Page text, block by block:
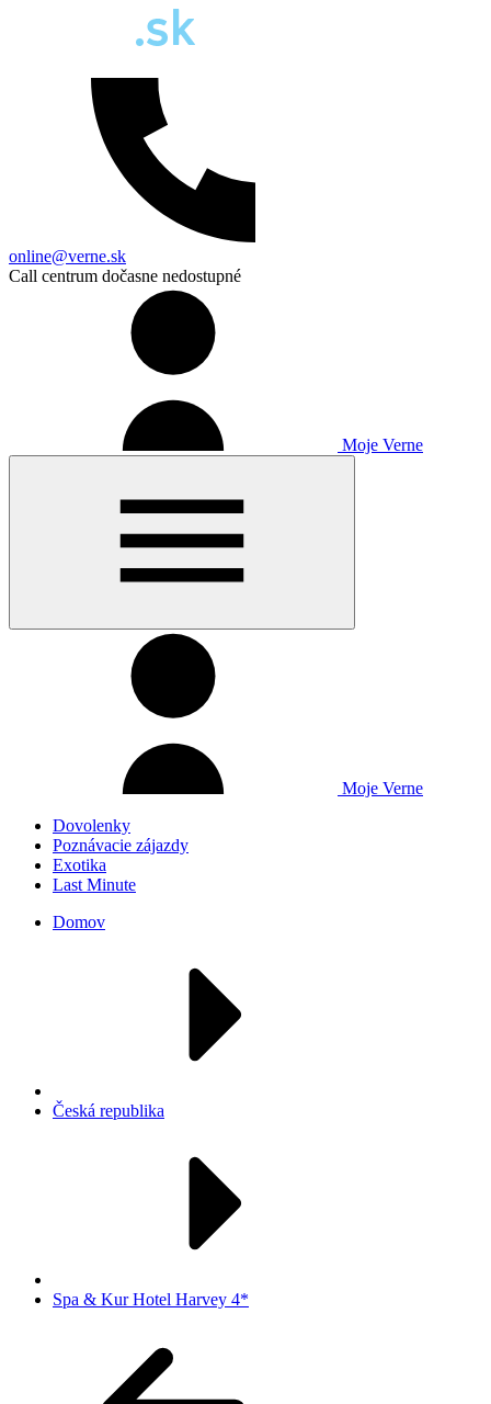
online@verne.sk
Call centrum dočasne nedostupné
Moje Verne
Moje Verne
Dovolenky
Poznávacie zájazdy
Exotika
Last Minute
Domov
Česká republika
Spa & Kur Hotel Harvey 4*